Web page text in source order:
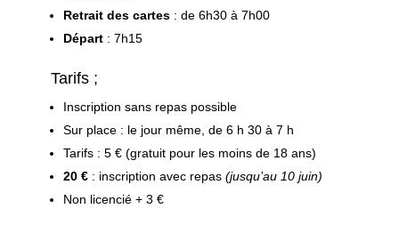
Retrait des cartes: de 6h30 à 7h00
Départ: 7h15
Tarifs ;
Inscription sans repas possible ​
Sur place : le jour même, de 6 h 30 à 7 h
Tarifs : 5 € (gratuit pour les moins de 18 ans)
20 €: inscription avec repas (jusqu’au 10 juin)
Non licencié + 3 €